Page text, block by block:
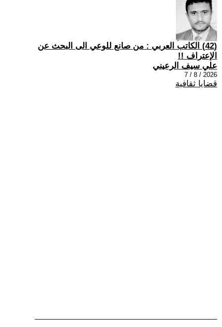
(42) الكاتب العربي : من صانع للوعي الى البحث عن
الإعتراف !!
علي سيف الرعيني
2026 / 8 / 7
قضايا ثقافية